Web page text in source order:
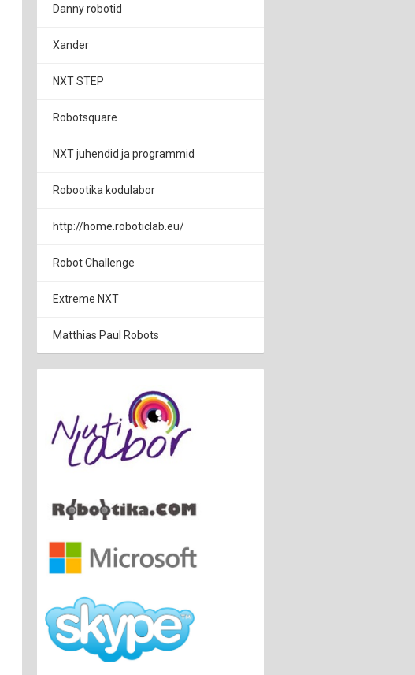
Danny robotid
Xander
NXT STEP
Robotsquare
NXT juhendid ja programmid
Robootika kodulabor
http://home.roboticlab.eu/
Robot Challenge
Extreme NXT
Matthias Paul Robots